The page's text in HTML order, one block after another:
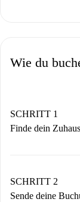
Wie du
SCHRITT 1
Finde dein
Du erhältst
SCHRITT 2
Sende deine